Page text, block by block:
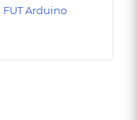
Arduino